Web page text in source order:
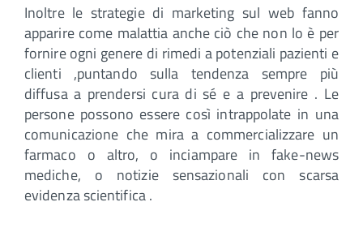
Inoltre le strategie di marketing sul web fanno
apparire come malattia anche ciò che non lo è per
fornire ogni genere di rimedi a potenziali pazienti e
clienti ,puntando sulla tendenza sempre più
diffusa a prendersi cura di sé e a prevenire . Le
persone possono essere così intrappolate in una
comunicazione che mira a commercializzare un
farmaco o altro, o inciampare in fake-news
mediche, o notizie sensazionali con scarsa
evidenza scientifica .